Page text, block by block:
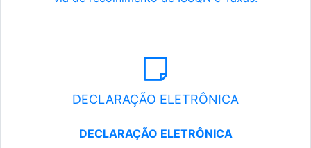
DECLARAÇÃO ELETRÔNICA
DECLARAÇÃO ELETRÔNICA